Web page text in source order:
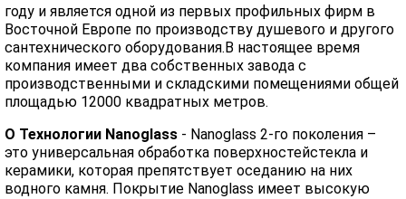
году и является одной из первых профильных фирм в
Восточной Европе по производству душевого и другого
сантехнического оборудования.В настоящее время
компания имеет два собственных завода с
производственными и складскими помещениями общей
площадью 12000 квадратных метров.
О Технологии Nanoglass - Nanoglass 2-го поколения –
это универсальная обработка поверхностейстекла и
керамики, которая препятствует оседанию на них
водного камня. Покрытие Nanoglass имеет высокую